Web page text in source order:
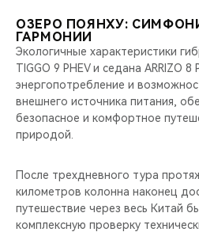
ОЗЕРО ПОЯНХУ:
ГАРМОНИИ
Экологичные характеристики
TIGGO 9 PHEV и седана ARRIZO 8
энергопотребление и
внешнего источника питания,
безопасное и комфортное
природой.
После трехдневного тура
километров колонна наконец
путешествие через весь Китай
комплексную проверку